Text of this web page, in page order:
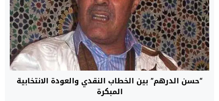
“حسن الدرهم” بين الخطاب النقدي والعودة الانتخابية
المبكرة